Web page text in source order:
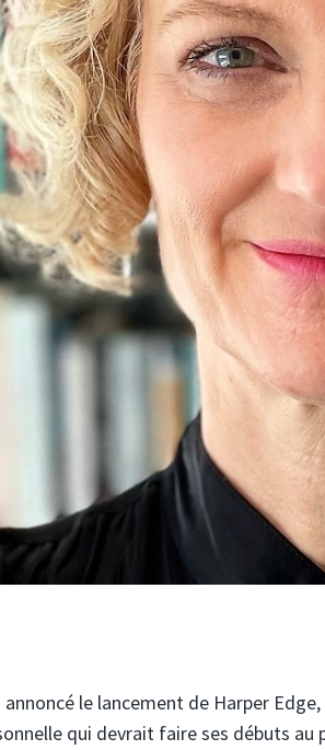
annoncé le lancement de Harper
qui devrait faire ses débuts